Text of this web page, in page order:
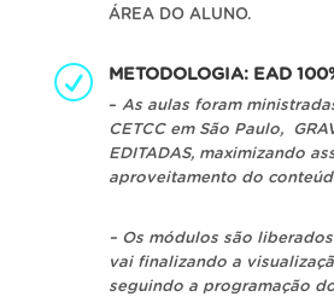
ÁREA DO ALUNO.
METODOLOGIA: EAD
– As aulas foram
CETCC em São Paulo,
EDITADAS, maximizando
aproveitamento do
– Os módulos são
vai finalizando a
seguindo a programação